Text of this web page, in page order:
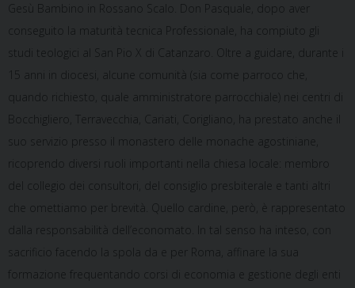
Gesù Bambino in Rossano Scalo. Don Pasquale, dopo aver
conseguito la maturità tecnica Professionale, ha compiuto gli
studi teologici al San Pio X di Catanzaro. Oltre a guidare, durante i
15 anni in diocesi, alcune comunità (sia come parroco che,
quando richiesto, quale amministratore parrocchiale) nei centri di
Bocchigliero, Terravecchia, Cariati, Corigliano, ha prestato anche il
suo servizio presso il monastero delle monache agostiniane,
ricoprendo diversi ruoli importanti nella chiesa locale: membro
del collegio dei consultori, del consiglio presbiterale e tanti altri
che omettiamo per brevità. Quello cardine, però, è rappresentato
dalla responsabilità dell’economato. In tal senso ha inteso, con
sacrificio facendo la spola da e per Roma, affinare la sua
formazione frequentando corsi di economia e gestione degli enti